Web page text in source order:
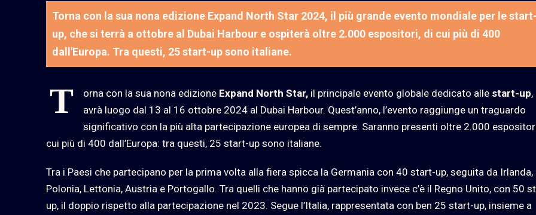
Torna con la sua nona edizione Expand North Star 2024, il più grande evento mondiale per le start-
up, che si terrà a ottobre al Dubai Harbour e ospiterà oltre 2.000 espositori, di cui più di 400
dall'Europa. Tra questi, 25 start-up sono italiane.
T orna con la sua nona edizione Expand North Star, il principale evento globale dedicato alle start-up
avrà luogo dal 13 al 16 ottobre 2024 al Dubai Harbour. Quest’anno, l’evento raggiunge un traguardo
significativo con la più alta partecipazione europea di sempre. Saranno presenti oltre 2.000
cui più di 400 dall’Europa: tra questi, 25 start-up sono italiane.
Tra i Paesi che partecipano per la prima volta alla fiera spicca la Germania con 40 start-up, seguita da Irlanda,
Polonia, Lettonia, Austria e Portogallo. Tra quelli che hanno già partecipato invece c’è il Regno Unito, con 50
up, il doppio rispetto alla partecipazione nel 2023. Segue l’Italia, rappresentata con ben 25 start-up, insieme a